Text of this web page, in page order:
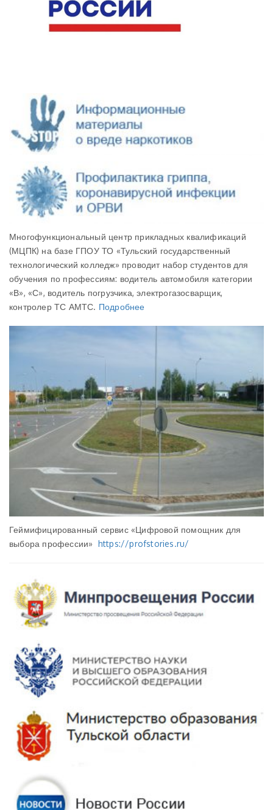
Многофункциональный центр прикладных квалификаций
(МЦПК) на базе ГПОУ ТО «Тульский государственный
технологический колледж» проводит набор студентов для
обучения по профессиям: водитель автомобиля категории
«В», «С», водитель погрузчика, электрогазосварщик,
контролер ТС АМТС. Подробнее
Геймифицированный сервис «Цифровой помощник для
выбора профессии» https://profstories.ru/